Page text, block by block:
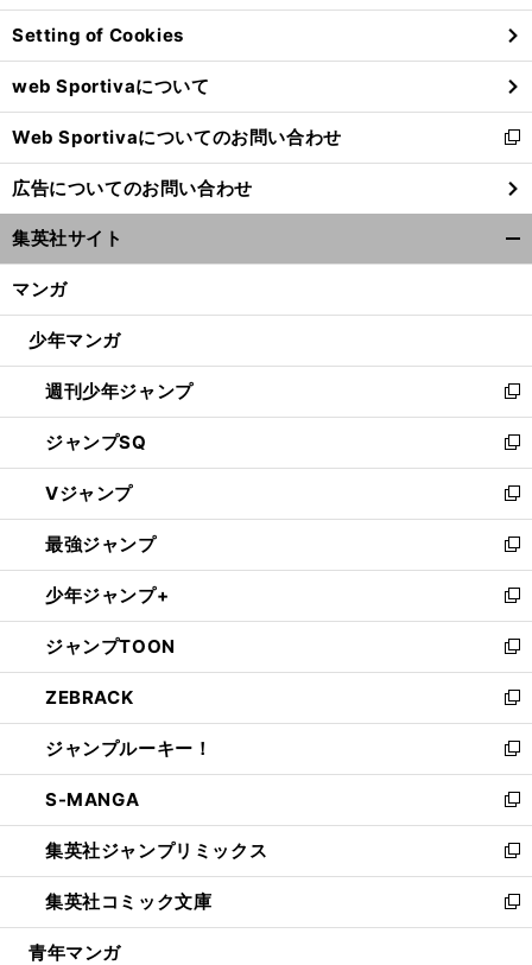
ン
ド
ウ
で
開
く
Setting of Cookies
web Sportivaについて
Web Sportivaについてのお問い合わせ
新
し
い
ウ
ィ
ン
ウ
開
く
広告についてのお問い合わせ
集英社サイト
マンガ
少年マンガ
週刊少年ジャンプ
新
し
い
ウ
ィ
ン
ド
ウ
で
開
く
ジャンプSQ
新
し
い
ウ
ィ
ン
ド
ウ
で
開
く
Vジャンプ
新
し
い
ウ
ィ
ン
ド
ウ
で
開
く
最強ジャンプ
新
し
い
ウ
ィ
ン
ド
ウ
で
開
く
少年ジャンプ+
新
し
い
ウ
ィ
ン
ド
ウ
で
開
く
ジャンプTOON
新
し
い
ウ
ィ
ン
ド
ウ
で
開
く
ZEBRACK
新
し
い
ウ
ィ
ン
ド
ウ
で
開
ジャンプルーキー！
新
し
い
ウ
ィ
ン
ド
ウ
S-MANGA
新
し
い
ウ
ィ
ン
集英社ジャンプリミックス
新
し
い
ウ
集英社コミック文庫
新
し
青年マンガ